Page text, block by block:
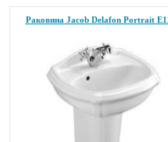
Раковина Jacob Delafon Portrait